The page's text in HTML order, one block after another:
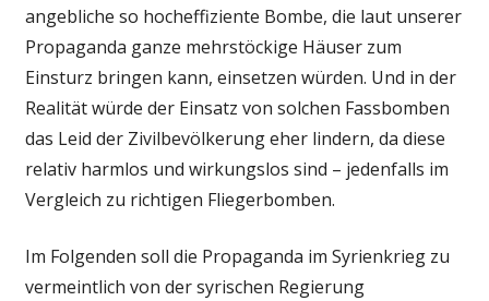
angebliche so hocheffiziente Bombe, die laut unserer
Propaganda ganze mehrstöckige Häuser zum
Einsturz bringen kann, einsetzen würden. Und in der
Realität würde der Einsatz von solchen Fassbomben
das Leid der Zivilbevölkerung eher lindern, da diese
relativ harmlos und wirkungslos sind – jedenfalls im
Vergleich zu richtigen Fliegerbomben.
Im Folgenden soll die Propaganda im Syrienkrieg zu
vermeintlich von der syrischen Regierung